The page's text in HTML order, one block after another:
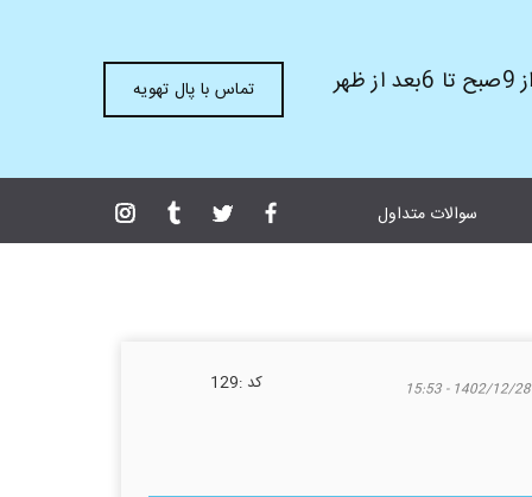
تماس با پال تهویه
سوالات متداول
1402/12/28 - 15:53 كد :129